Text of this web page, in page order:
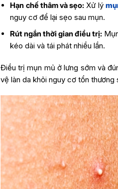
Hạn chế thâm và sẹo: Xử lý
nguy cơ để lại sẹo sau mụn.
Rút ngắn thời gian điều trị:
kéo dài và tái phát nhiều lần.
Điều trị mụn mủ ở lưng sớm và
vệ làn da khỏi nguy cơ tổn thương